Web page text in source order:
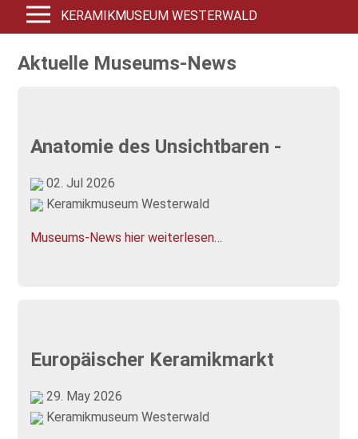
KERAMIKMUSEUM WESTERWALD
Aktuelle Museums-News
Anatomie des Unsichtbaren -
02. Jul 2026
Keramikmuseum Westerwald
Museums-News hier weiterlesen…
Europäischer Keramikmarkt
29. May 2026
Keramikmuseum Westerwald